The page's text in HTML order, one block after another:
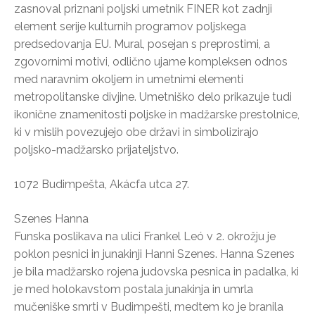
zasnoval priznani poljski umetnik FINER kot zadnji
element serije kulturnih programov poljskega
predsedovanja EU. Mural, posejan s preprostimi, a
zgovornimi motivi, odlično ujame kompleksen odnos
med naravnim okoljem in umetnimi elementi
metropolitanske divjine. Umetniško delo prikazuje tudi
ikonične znamenitosti poljske in madžarske prestolnice,
ki v mislih povezujejo obe državi in simbolizirajo
poljsko-madžarsko prijateljstvo.
1072 Budimpešta, Akácfa utca 27.
Szenes Hanna
Funska poslikava na ulici Frankel Leó v 2. okrožju je
poklon pesnici in junakinji Hanni Szenes. Hanna Szenes
je bila madžarsko rojena judovska pesnica in padalka, ki
je med holokavstom postala junakinja in umrla
mučeniške smrti v Budimpešti, medtem ko je branila